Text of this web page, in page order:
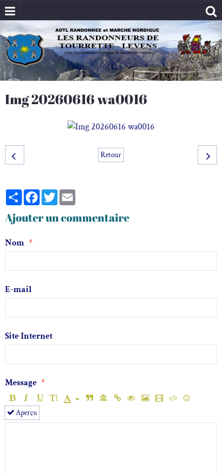
Img 20260616 wa0016
Retour
PartagerFacebook
Twitter
Ajouter un commentaire
Nom
E-mail
Site Internet
Message
Aperçu